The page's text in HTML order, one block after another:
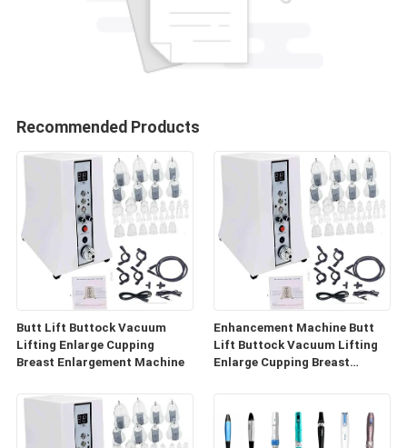
Recommended Products
Butt Lift Buttock Vacuum
Lifting Enlarge Cupping
Breast Enlargement Machine
Enhancement Machine Butt
Lift Buttock Vacuum Lifting
Enlarge Cupping Breast